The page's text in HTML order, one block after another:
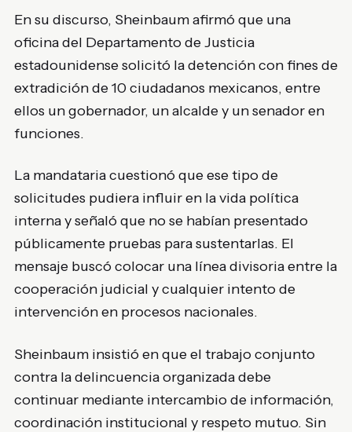
En su discurso, Sheinbaum afirmó que una
oficina del Departamento de Justicia
estadounidense solicitó la detención con fines de
extradición de 10 ciudadanos mexicanos, entre
ellos un gobernador, un alcalde y un senador en
funciones.
La mandataria cuestionó que ese tipo de
solicitudes pudiera influir en la vida política
interna y señaló que no se habían presentado
públicamente pruebas para sustentarlas. El
mensaje buscó colocar una línea divisoria entre la
cooperación judicial y cualquier intento de
intervención en procesos nacionales.
Sheinbaum insistió en que el trabajo conjunto
contra la delincuencia organizada debe
continuar mediante intercambio de información,
coordinación institucional y respeto mutuo. Sin